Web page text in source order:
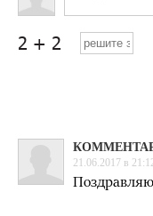
21.06.2017 в